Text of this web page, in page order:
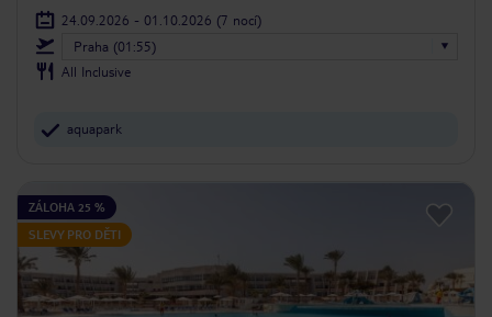
24.09.2026 - 01.10.2026 (7 nocí)
Praha (01:55)
All Inclusive
aquapark
ZÁLOHA 25 %
SLEVY PRO DĚTI